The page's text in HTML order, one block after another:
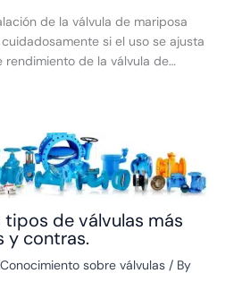
de la válvula de mariposa
si el uso se ajusta
de la válvula de…
tipos de válvulas más
y contras.
Conocimiento sobre válvulas/ By